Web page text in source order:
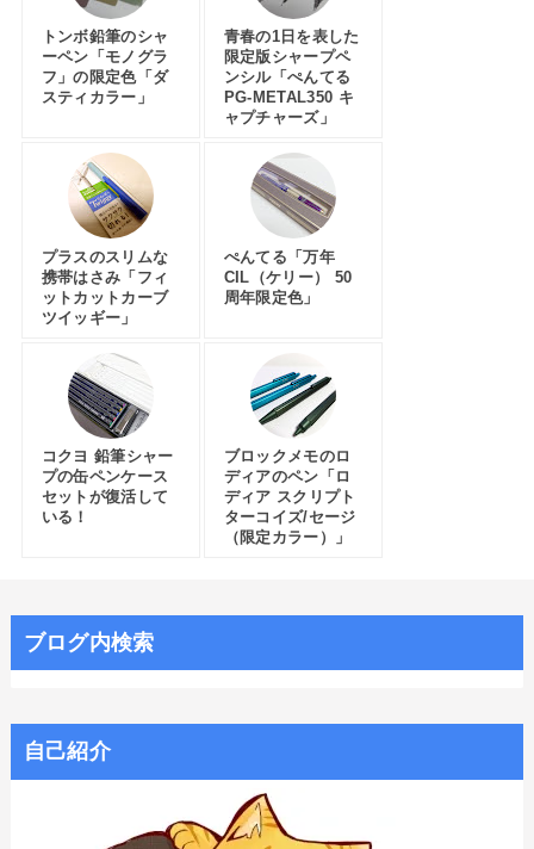
トンボ鉛筆のシャ
ーペン「モノグラ
フ」の限定色「ダ
スティカラー」
青春の1日を表した
限定版シャープペ
ンシル「ぺんてる
PG-METAL350 キ
ャプチャーズ」
プラスのスリムな
携帯はさみ「フィ
ットカットカーブ
ツイッギー」
ぺんてる「万年
CIL（ケリー） 50
周年限定色」
コクヨ 鉛筆シャー
プの缶ペンケース
セットが復活して
いる！
ブロックメモのロ
ディアのペン「ロ
ディア スクリプト
ターコイズ/セージ
（限定カラー）」
ブログ内検索
自己紹介